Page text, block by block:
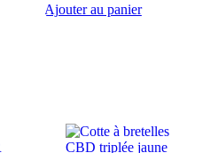
Ajouter au panier